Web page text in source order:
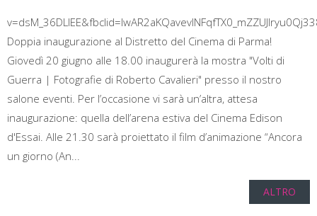
Doppia inaugurazione al Distretto del Cinema di Parma!
Giovedì 20 giugno alle 18.00 inaugurerà la mostra "Volti di
Guerra | Fotografie di Roberto Cavalieri" presso il nostro
salone eventi. Per l’occasione vi sarà un’altra, attesa
inaugurazione: quella dell’arena estiva del Cinema Edison
d'Essai. Alle 21.30 sarà proiettato il film d’animazione “Ancora
un giorno (An...
ALTRO